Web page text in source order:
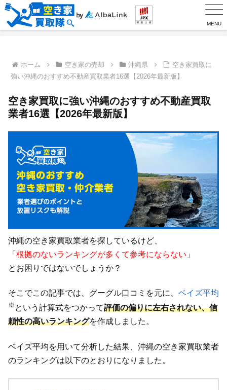
MENU
ホーム 空き家の売却 沖縄県
空き家買取に
強い沖縄のおすすめ不動産買取業者16選【2026年最新版】
空き家買取に強い沖縄のおすすめ不動産買取
業者16選【2026年最新版】
沖縄の空き家買取業者を探しているけど、
「 根拠のないランキングが多くて参考にならない 」
とお困りではないでしょうか？
そこでこの記事では、グーグル口コミを元に、 ベイズ平均
※ という計算式をつかって評価の偏りに左右されない、信
頼性の高いランキングを作成しました。
ベイズ平均を用いて分析した結果、沖縄の空き家買取業者
のランキングは以下のとおりになりました。